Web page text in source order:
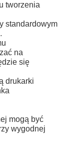
tworzenia
standardowym
na
się
drukarki
mogą być
wygodnej